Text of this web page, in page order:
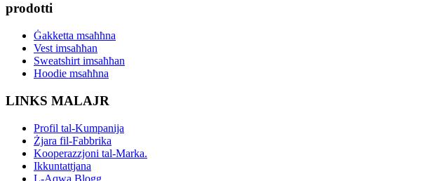
prodotti
Ġakketta msaħħna
Vest imsaħħan
Sweatshirt imsaħħan
Hoodie msaħħna
LINKS MALAJR
Profil tal-Kumpanija
Żjara fil-Fabbrika
Kooperazzjoni tal-Marka.
Ikkuntattjana
L-Aqwa Blogg